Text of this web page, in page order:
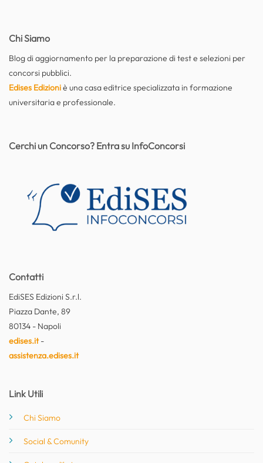
Chi Siamo
Blog di aggiornamento per la preparazione di test e selezioni per
concorsi pubblici.
Edises Edizioniè una casa editrice specializzata in formazione
universitaria e professionale.
Contatti
EdiSES Edizioni S.r.l.
Piazza Dante, 89
80134 - Napoli
edises.it-
assistenza.edises.it
Link Utili
Chi Siamo
Social & Comunity
Cerchi un Concorso? Entra su InfoConcorsi